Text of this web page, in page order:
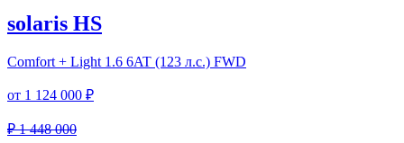
solaris HS
Comfort + Light 1.6 6AT (123 л.с.) FWD
от 1 124 000 ₽
₽ 1 448 000